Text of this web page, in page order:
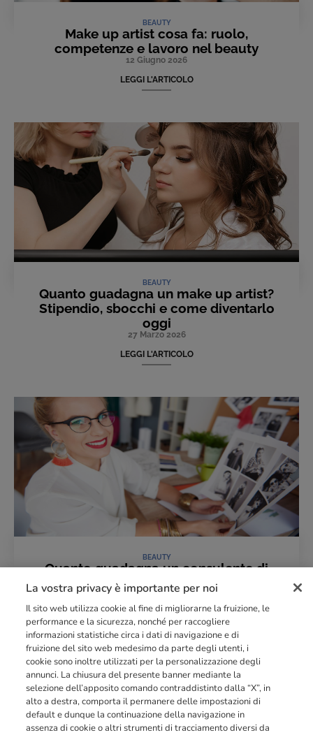
BEAUTY
Make up artist cosa fa: ruolo,
competenze e lavoro nel beauty
12 Giugno 2026
LEGGI L'ARTICOLO
BEAUTY
Quanto guadagna un make up artist?
Stipendio, sbocchi e come diventarlo
oggi
27 Marzo 2026
LEGGI L'ARTICOLO
BEAUTY
Quanto guadagna un consulente di
immagine: cifre, fattori e prospettive
30 Marzo 2026
LEGGI L'ARTICOLO
Punto di riferimento didimensione europeanellaformazione
professionale orientata al mercato del lavoro con più di140.000 studenti
raggiunti e formati all’anno tra Spagna, Portogallo e Italia.
03211992123
La vostra privacy è importante per noi
Il sito web utilizza cookie al fine di migliorarne la fruizione, le
performance e la sicurezza, nonché per raccogliere
informazioni statistiche circa i dati di navigazione e di
fruizione del sito web medesimo da parte degli utenti, i
cookie sono inoltre utilizzati per la personalizzazione degli
annunci. La chiusura del presente banner mediante la
selezione dell’apposito comando contraddistinto dalla “X”, in
alto a destra, comporta il permanere delle impostazioni di
default e dunque la continuazione della navigazione in
assenza di cookie o altri strumenti di tracciamento diversi da